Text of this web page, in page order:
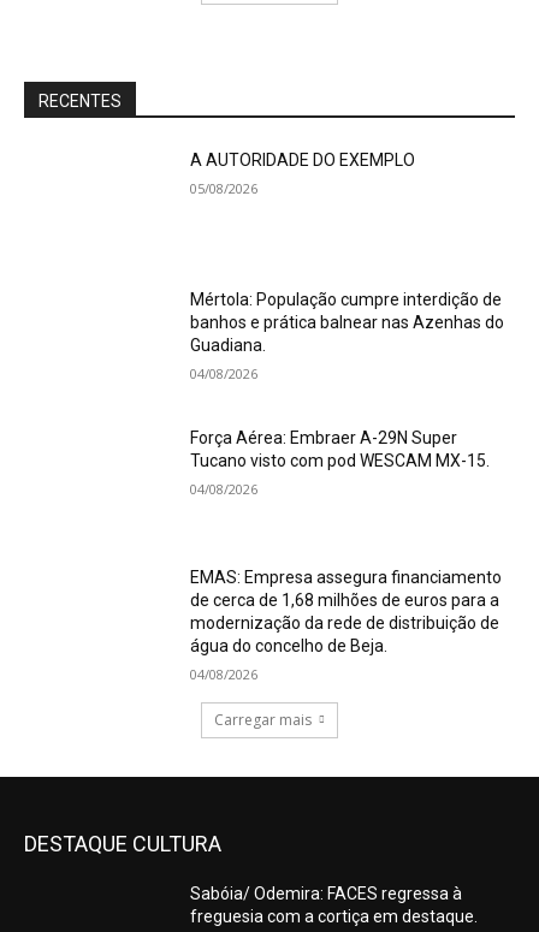
RECENTES
A AUTORIDADE DO EXEMPLO
05/08/2026
Mértola: População cumpre interdição de
banhos e prática balnear nas Azenhas do
Guadiana.
04/08/2026
Força Aérea: Embraer A-29N Super
Tucano visto com pod WESCAM MX-15.
04/08/2026
EMAS: Empresa assegura financiamento
de cerca de 1,68 milhões de euros para a
modernização da rede de distribuição de
água do concelho de Beja.
04/08/2026
Carregar mais
DESTAQUE CULTURA
Sabóia/ Odemira: FACES regressa à
freguesia com a cortiça em destaque.